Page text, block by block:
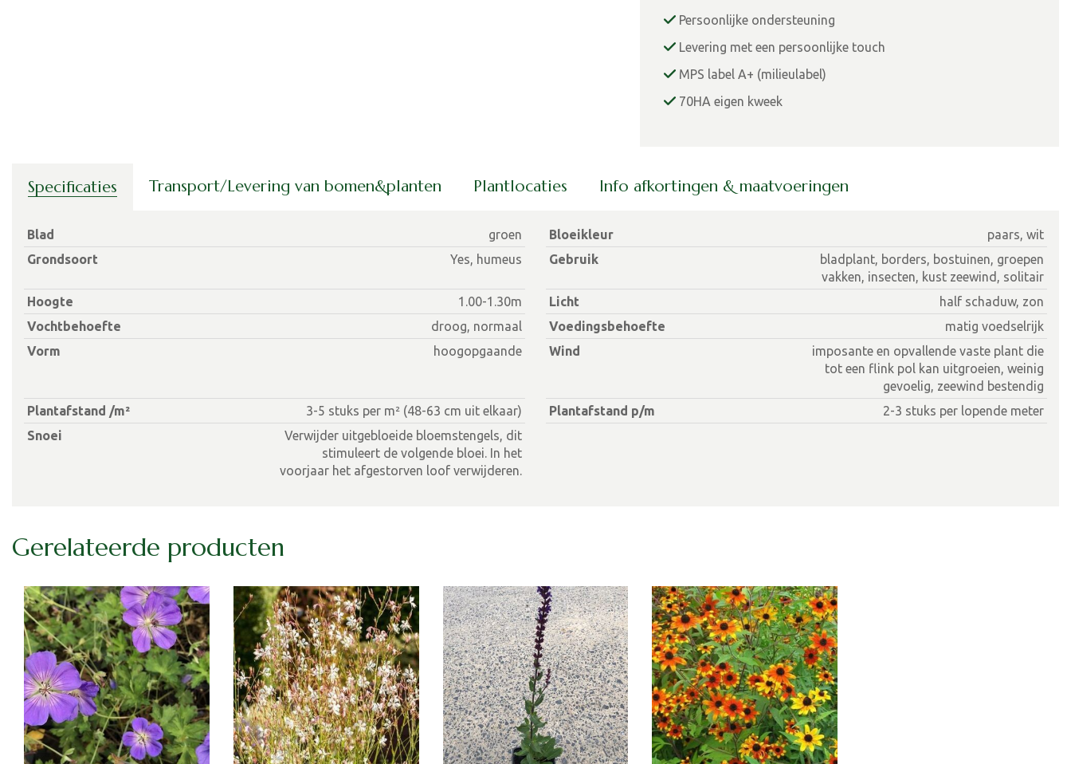
Persoonlijke ondersteuning
Levering met een persoonlijke touch
MPS label A+ (milieulabel)
70HA eigen kweek
Specificaties Transport/Levering van bomen&planten Plantlocaties Info afkortingen & maatvoeringen
Blad groen Bloeikleur
paars, wit
Grondsoort
Yes, humeus Gebruik
bladplant, borders, bostuinen, groepen
vakken, insecten, kust zeewind, solitair
Hoogte
1.00-1.30m Licht
half schaduw, zon
Vochtbehoefte
droog, normaal Voedingsbehoefte
matig voedselrijk
Vorm
hoogopgaande Wind
imposante en opvallende vaste plant die
tot een flink pol kan uitgroeien, weinig
gevoelig, zeewind bestendig
Plantafstand /m²
3-5 stuks per m² (48-63 cm uit elkaar) Plantafstand p/m
2-3 stuks per lopende meter
Snoei
Verwijder uitgebloeide bloemstengels, dit
stimuleert de volgende bloei. In het
voorjaar het afgestorven loof verwijderen.
Gerelateerde producten